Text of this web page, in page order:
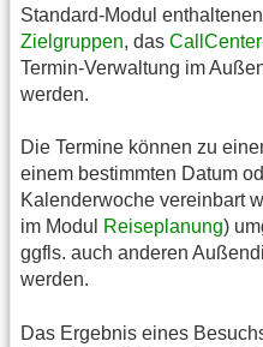
Standard-Modul
Zielgruppen, das
Termin-Verwaltung im
werden.
Die Termine können zu
einem bestimmten Datum
Kalenderwoche vereinbart
im Modul
Reiseplanung)
ggfls. auch anderen
werden.
Das Ergebnis eines